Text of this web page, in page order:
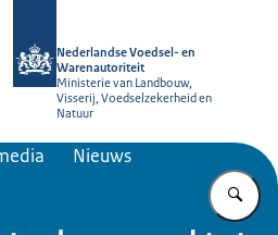
Nederlandse Voedsel- en
Warenautoriteit
Ministerie van Landbouw,
Visserij, Voedselzekerheid en
Natuur
Nieuws